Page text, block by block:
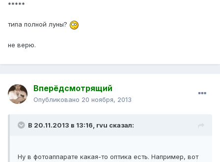
*****
типа полной луны?
не верю.
Вперёдсмотрящий
Опубликовано 20 ноября, 2013
В 20.11.2013 в 13:16, rvu сказал:
Ну в фотоаппарате какая-то оптика есть. Например, вот